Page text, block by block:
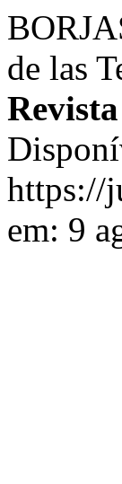
de las
https://
em: 9